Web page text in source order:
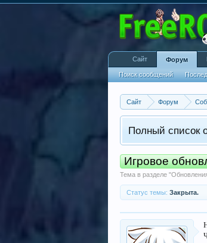
Сайт Форум
Полный список
Игровое
Тема в разделе "
Статус темы: Закрыта.
Сайт Форум
Поиск сообщений